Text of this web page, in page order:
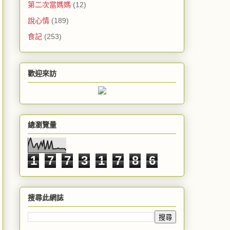
第二次當媽媽 (12)
說心情 (189)
食記 (253)
歡迎來訪
總瀏覽量
1 7 7 3 1 7 8 6
搜尋此網誌